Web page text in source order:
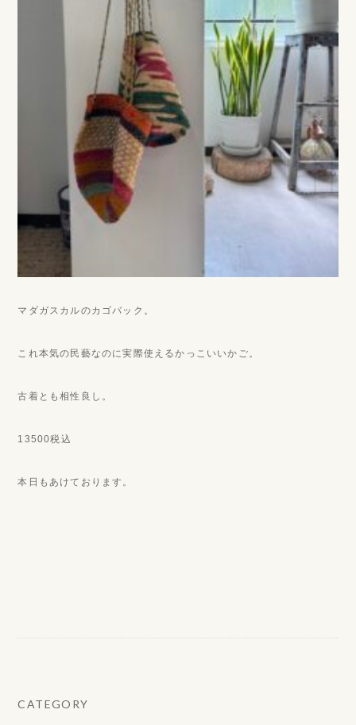
マダガスカルのカゴバック。
これ本気の民藝なのに実際使えるかっこいいかご。
古着とも相性良し。
13500税込
本日もあけております。
CATEGORY